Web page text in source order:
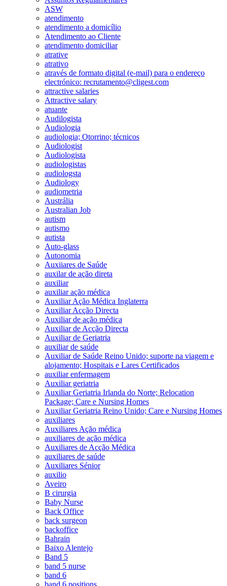
ASW
atendimento
atendimento a domicílio
Atendimento ao Cliente
atendimento domiciliar
atrative
atrativo
através de formato digital (e-mail) para o endereço
electrónico: recrutamento@cligest.com
attractive salaries
Attractive salary
atuante
Audilogista
Audiologia
audiologia; Otorrino; técnicos
Audiologist
Audiologista
audiologistas
audiologsta
Audiology
audiometria
Austrália
Australian Job
autism
autismo
autista
Auto-glass
Autonomia
Auxiiares de Saúde
auxilar de ação direta
auxiliar
auxiliar ação médica
Auxiliar Ação Médica Inglaterra
Auxiliar Acção Directa
Auxiliar de ação médica
Auxiliar de Acção Directa
Auxiliar de Geriatria
auxiliar de saúde
Auxiliar de Saúde Reino Unido; suporte na viagem e
alojamento; Hospitais e Lares Certificados
auxiliar enfermagem
Auxiliar geriatria
Auxiliar Geriatria Irlanda do Norte; Relocation
Package; Care e Nursing Homes
Auxiliar Geriatria Reino Unido; Care e Nursing Homes
auxiliares
Auxiliares Ação médica
auxiliares de ação médica
Auxiliares de Acção Médica
auxiliares de saúde
Auxiliares Sénior
auxilio
Aveiro
B cirurgia
Baby Nurse
Back Office
back surgeon
backoffice
Bahrain
Baixo Alentejo
Band 5
band 5 nurse
band 6
band 6 positions